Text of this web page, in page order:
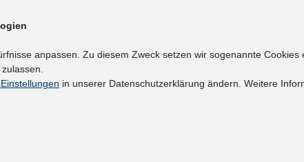
Erklärung zur Barrierefreiheit
anpassen. Zu diesem Zweck setzen wir sogenannte Cookies
in unserer Datenschutzerklärung ändern. Weitere